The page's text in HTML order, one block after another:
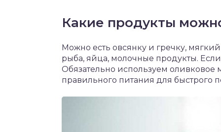
Какие продукты
Можно есть овсянку и гречку,
рыба, яйца, молочные продукты.
Обязательно используем оливковое
правильного питания для быстрого